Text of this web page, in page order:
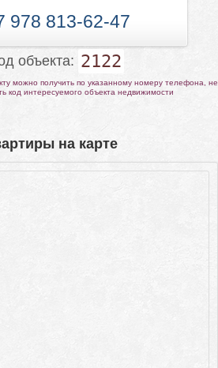
978 813-62-47
объекта: 2122
можно получить по указанному номеру телефона, не
код интересуемого объекта недвижимости
на карте